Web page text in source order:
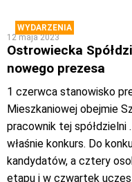
WYDARZENIA
12 maja 2023
Ostrowiecka
nowego prezesa
1 czerwca stanowisko
Mieszkaniowej obejmie
pracownik tej spółdzielni
właśnie konkurs. Do
kandydatów, a cztery
etapu i w czwartek